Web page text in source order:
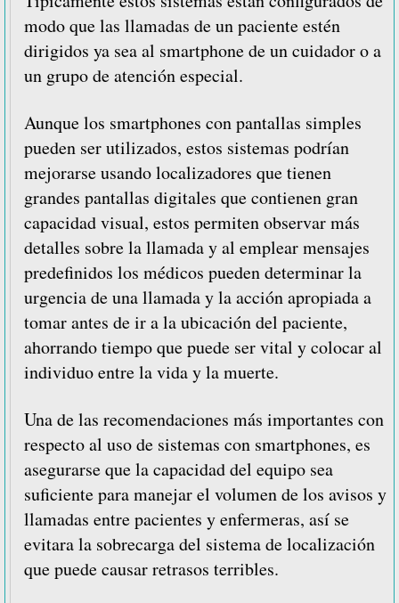
modo que las llamadas de un paciente estén
dirigidos ya sea al smartphone de un cuidador o a
un grupo de atención especial.
Aunque los smartphones con pantallas simples
pueden ser utilizados, estos sistemas podrían
mejorarse usando localizadores que tienen
grandes pantallas digitales que contienen gran
capacidad visual, estos permiten observar más
detalles sobre la llamada y al emplear mensajes
predefinidos los médicos pueden determinar la
urgencia de una llamada y la acción apropiada a
tomar antes de ir a la ubicación del paciente,
ahorrando tiempo que puede ser vital y colocar al
individuo entre la vida y la muerte.
Una de las recomendaciones más importantes con
respecto al uso de sistemas con smartphones, es
asegurarse que la capacidad del equipo sea
suficiente para manejar el volumen de los avisos y
llamadas entre pacientes y enfermeras, así se
evitara la sobrecarga del sistema de localización
que puede causar retrasos terribles.